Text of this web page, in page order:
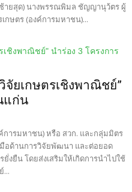
ายสุด) นางพรรณพิมล ชัญญานุว้ตร ผู้
กษตร (องค์การมหาชน)...
ยเกษตรเชิงพาณิชย์”
แก่น
ารมหาชน) หรือ สวก. และกลุ่มมิตร
อด้านการวิจัยพัฒนา และต่อยอด
งยืน โดยส่งเสริมให้เกิดการนำไปใช้
...